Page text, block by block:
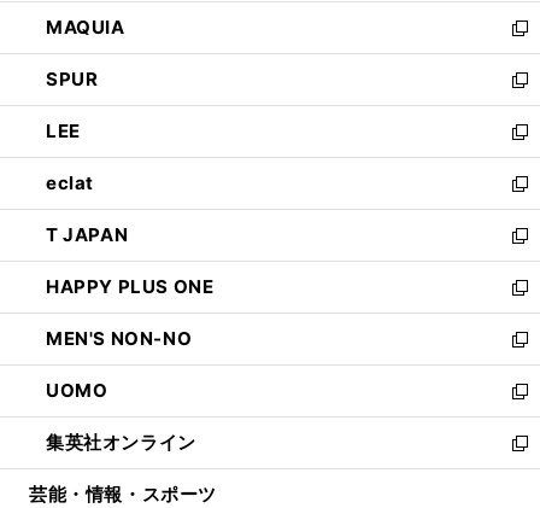
ド
ウ
で
開
く
ウ
ィ
ン
ド
ウ
で
開
く
し
い
ウ
ィ
ン
ド
ウ
で
開
く
MAQUIA
新
し
い
ウ
ィ
ン
ド
ウ
で
開
く
SPUR
新
し
い
ウ
ィ
ン
ド
ウ
で
開
く
LEE
新
し
い
ウ
ィ
ン
ド
ウ
で
開
く
eclat
新
し
い
ウ
ィ
ン
ド
ウ
で
開
く
T JAPAN
新
し
い
ウ
ィ
ン
ド
ウ
で
開
HAPPY PLUS ONE
新
し
い
ウ
ィ
ン
ド
ウ
MEN'S NON-NO
新
し
い
ウ
ィ
ン
UOMO
新
し
い
ウ
集英社オンライン
新
し
芸能・情報・スポーツ